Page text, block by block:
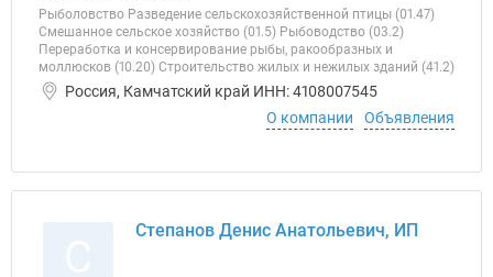
Рыболовство Разведение сельскохозяйственной птицы (01.47)
Смешанное сельское хозяйство (01.5) Рыбоводство (03.2)
Переработка и консервирование рыбы, ракообразных и
моллюсков (10.20) Строительство жилых и нежилых зданий (41.2)
Россия, Камчатский край ИНН: 4108007545
О компании
Объявления
Степанов Денис Анатольевич, ИП